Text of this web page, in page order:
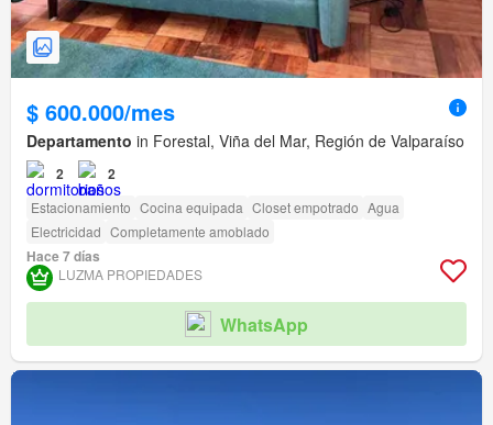
$ 600.000/mes
Departamento in Forestal, Viña del Mar, Región de Valparaíso
2 2
Estacionamiento Cocina equipada Closet empotrado Agua
Electricidad Completamente amoblado
Hace 7 días
LUZMA PROPIEDADES
WhatsApp